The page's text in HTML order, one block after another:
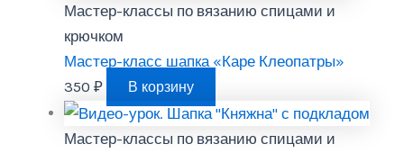
Мастер-классы по вязанию спицами и
крючком
Мастер-класс шапка «Каре Клеопатры»
350 ₽ В корзину
Мастер-классы по вязанию спицами и